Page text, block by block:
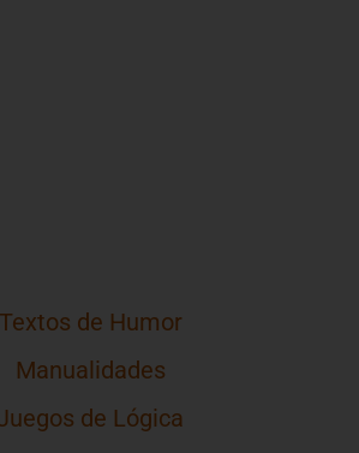
Textos de Humor
Manualidades
de Lógica